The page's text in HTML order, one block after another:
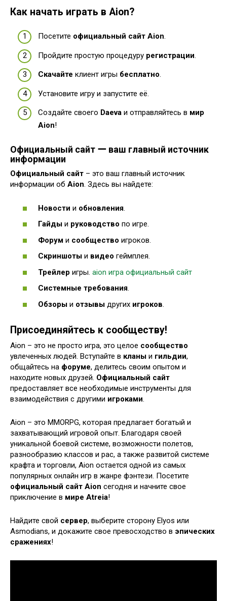
Как начать играть в Aion?
Посетите официальный сайт Aion.
Пройдите простую процедуру регистрации.
Скачайте клиент игры бесплатно.
Установите игру и запустите её.
Создайте своего Daeva и отправляйтесь в мир
Aion!
Официальный сайт ー ваш главный источник
информации
Официальный сайт – это ваш главный источник
информации об Aion. Здесь вы найдете:
Новости и обновления.
Гайды и руководство по игре.
Форум и сообщество игроков.
Скриншоты и видео геймплея.
Трейлер игры. aion игра официальный сайт
Системные требования.
Обзоры и отзывы других игроков.
Присоединяйтесь к сообществу!
Aion – это не просто игра, это целое сообщество
увлеченных людей. Вступайте в кланы и гильдии,
общайтесь на форуме, делитесь своим опытом и
находите новых друзей. Официальный сайт
предоставляет все необходимые инструменты для
взаимодействия с другими игроками.
Aion – это MMORPG, которая предлагает богатый и
захватывающий игровой опыт. Благодаря своей
уникальной боевой системе, возможности полетов,
разнообразию классов и рас, а также развитой системе
крафта и торговли, Aion остается одной из самых
популярных онлайн игр в жанре фэнтези. Посетите
официальный сайт Aion сегодня и начните свое
приключение в мире Atreia!
Найдите свой сервер, выберите сторону Elyos или
Asmodians, и докажите свое превосходство в эпических
сражениях!